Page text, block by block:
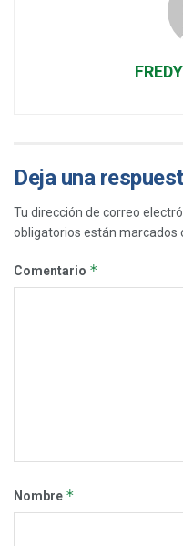
Deja una
Tu dirección de correo
obligatorios están marcados
Comentario *
Nombre *